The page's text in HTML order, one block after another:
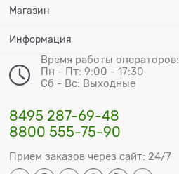
Магазин
Информация
Время работы операторов:
Пн - Пт: 9:00 - 17:30
Сб - Вс: Выходные
8495 287-69-48
8800 555-75-90
Прием заказов через сайт: 24/7